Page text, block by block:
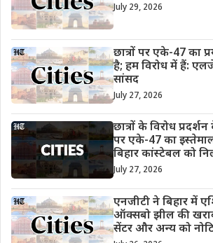
July 29, 2026
छात्रों पर एके-47 का
है; हम विरोध में हैं:
सांसद
July 27, 2026
छात्रों के विरोध
पर एके-47 का
बिहार कांस्टेबल को
July 27, 2026
एनजीटी ने बिहार में
ऑक्सबो झील की
सेंटर और अन्य को